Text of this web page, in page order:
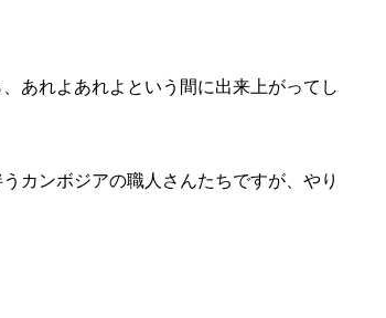
あれよあれよという間に出来上がってし
カンボジアの職人さんたちですが、やり